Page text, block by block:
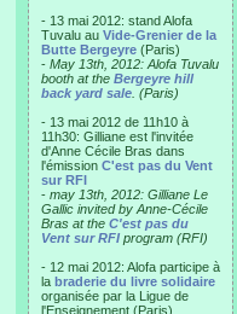
- 13 mai 2012: stand Alofa
Tuvalu au Vide-Grenier de la
Butte Bergeyre (Paris)
- May 13th, 2012: Alofa Tuvalu
booth at the Bergeyre hill
back yard sale . (Paris)
- 13 mai 2012 de 11h10 à
11h30: Gilliane est l'invitée
d'Anne Cécile Bras dans
l'émission C'est pas du Vent
sur RFI
- may 13th, 2012: Gilliane Le
Gallic invited by Anne-Cécile
Bras at the C'est pas du
Vent sur RFI program (RFI)
- 12 mai 2012: Alofa participe à
la braderie du livre solidaire
organisée par la Ligue de
l'Enseignement (Paris)